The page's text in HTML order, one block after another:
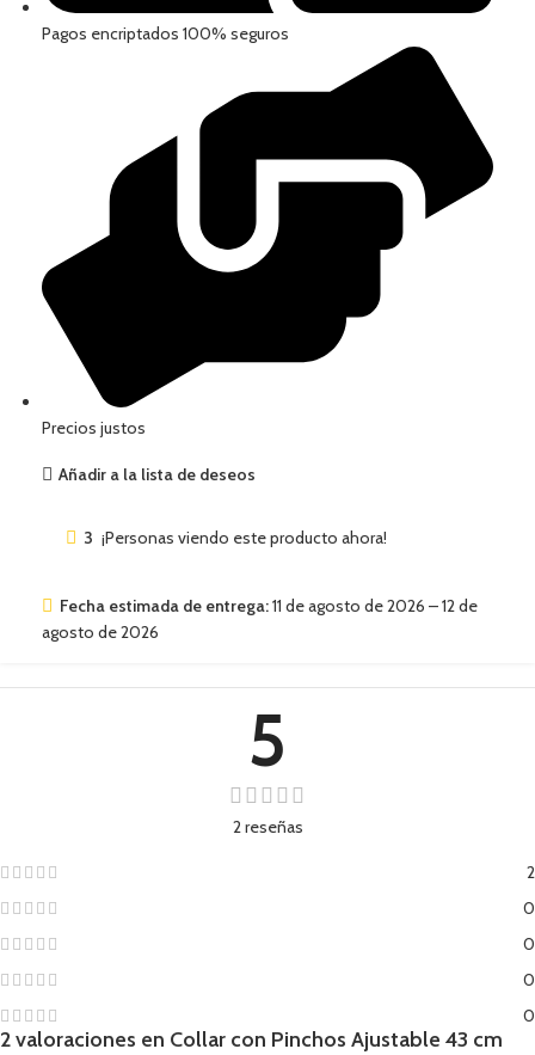
Pagos encriptados 100% seguros
Precios justos
Añadir a la lista de deseos
3 ¡Personas viendo este producto ahora!
Fecha estimada de entrega:11 de agosto de 2026 – 12 de
agosto de 2026
5
2 reseñas
2
0
0
0
0
2 valoraciones en Collar con Pinchos Ajustable 43 cm